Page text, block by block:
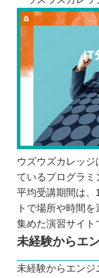
ウズウズカレッ
ているプログラミ
平均受講期間は、
トで場所や時間
集めた演習サイト
未経験からエ
未経験からエンジ